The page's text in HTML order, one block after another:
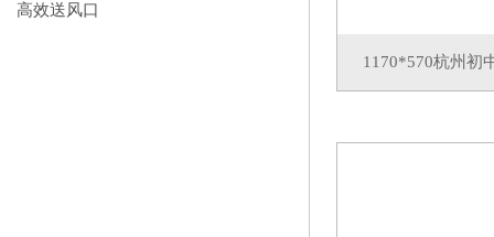
高效送风口
1170*570杭州初